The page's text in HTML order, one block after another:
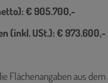
€ 905.700,-
(inkl. USt.): € 973.600,-
Flächenangaben aus